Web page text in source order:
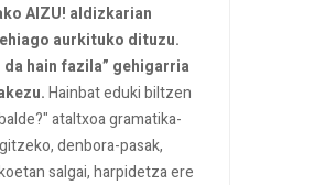
AIZU! aldizkarian
aurkituko dituzu.
da hain fazila” gehigarria
Hainbat eduki biltzen
ataltxoa gramatika-
denbora-pasak,
salgai, harpidetza ere